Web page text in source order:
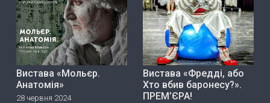
Вистава «Мольєр.
Анатомія»
28 червня 2024
Вистава «Фредді, або
Хто вбив баронесу?».
ПРЕМ’ЄРА!